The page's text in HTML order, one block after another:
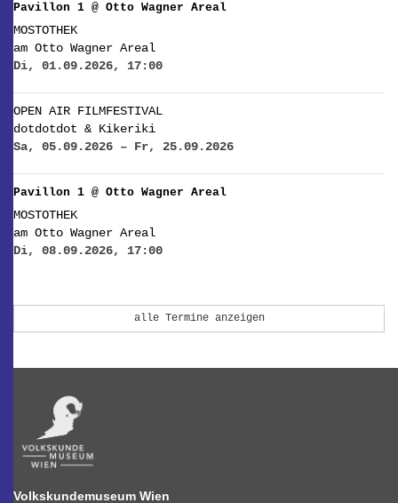
Pavillon 1 @ Otto Wagner Areal
MOSTOTHEK
am Otto Wagner Areal
Di, 01.09.2026, 17:00
OPEN AIR FILMFESTIVAL
dotdotdot & Kikeriki
Sa, 05.09.2026 – Fr, 25.09.2026
Pavillon 1 @ Otto Wagner Areal
MOSTOTHEK
am Otto Wagner Areal
Di, 08.09.2026, 17:00
alle Termine anzeigen
Volkskundemuseum Wien